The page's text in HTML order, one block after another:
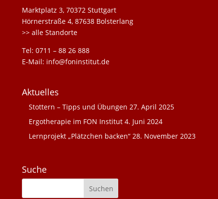
Marktplatz 3, 70372 Stuttgart
Hörnerstraße 4, 87638 Bolsterlang
>> alle Standorte
Tel: 0711 – 88 26 888
E-Mail: info@foninstitut.de
Aktuelles
Stottern – Tipps und Übungen 27. April 2025
Ergotherapie im FON Institut 4. Juni 2024
Lernprojekt „Plätzchen backen“ 28. November 2023
Suche